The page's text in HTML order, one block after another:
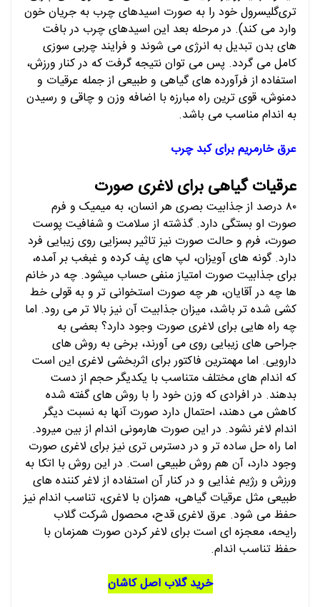
تری‌گلیسرول خود را به صورت اسیدهای چرب به جریان خون
وارد می کند). در مرحله بعد این اسیدهای چرب در بافت
های بدن تبدیل به انرژی می شوند و فرایند چربی سوزی
کامل می گردد. پس می توان نتیجه گرفت که در کنار ورزش،
استفاده از فرآورده های گیاهی و طبیعی از جمله عرقیات و
دمنوش، قوی ترین راه مبارزه با اضافه وزن و چاقی و رسیدن
به اندام مناسب می باشد.
عرق خارمریم برای کبد چرب
عرقیات گیاهی برای لاغری صورت
۸۰ درصد از جذابیت بصری هر انسان، به میمیک و فرم
صورت او بستگی دارد. گذشته از سلامت و شفافیت پوست
صورت، فرم و حالت صورت نیز تاثیر بسزایی روی زیبایی فرد
دارد. گونه های آویزان، لپ های پف کرده و غبغب بر آمده،
برای جذابیت صورت امتیاز منفی حساب میشود. چه در خانم
ها چه در آقایان، هر چه صورت استخوانی تر و به قولی خط
کشی شده تر باشد، میزان جذابیت آن نیز بالا تر می رود. اما
چه راه هایی برای لاغری صورت وجود دارد؟ بعضی به
جراحی های زیبایی روی می آورند، برخی به روش های
دارویی. اما مهمترین فاکتور برای اثربخشی لاغری این است
که اندام های مختلف متناسب با یکدیگر حجم از دست
بدهند. در افرادی که وزن خود را با روش های گفته شده
کاهش می دهند، احتمال دارد صورت آنها به نسبت دیگر
اندام لاغر نشود. در این صورت هارمونی اندام از بین میرود.
اما راه حل ساده تر و در دسترس تری نیز برای لاغری صورت
وجود دارد، آن هم روش طبیعی است. در این روش با اتکا به
ورزش و رژیم غذایی و در کنار آن استفاده از لاغر کننده های
طبیعی مثل عرقیات گیاهی، همزان با لاغری، تناسب اندام نیز
حفظ می شود. عرق لاغری قدح، محصول شرکت گلاب
رایحه، معجزه ای است برای لاغر کردن صورت همزمان با
حفظ تناسب اندام.
خرید گلاب اصل کاشان